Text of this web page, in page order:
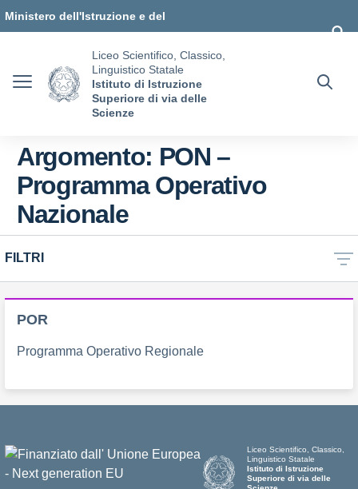
Ministero dell'Istruzione e del
Liceo Scientifico, Classico,
Linguistico Statale
Istituto di Istruzione
Superiore di via delle
Scienze
Argomento: PON –
Programma Operativo
Nazionale
FILTRI
POR
Programma Operativo Regionale
Liceo Scientifico, Classico,
Linguistico Statale
Istituto di Istruzione
Superiore di via delle